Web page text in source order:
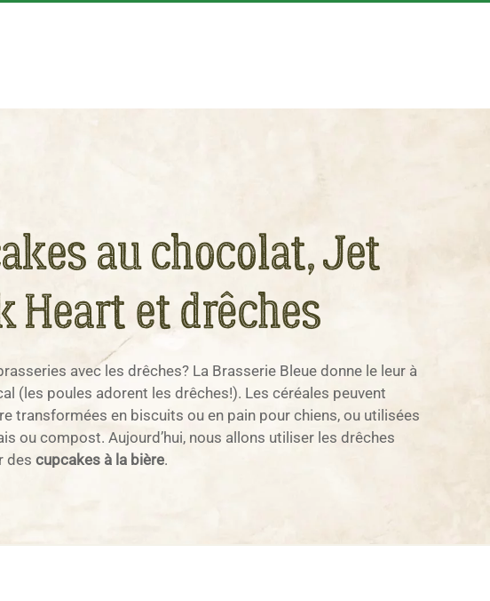
au chocolat, Jet
Heart et drêches
avec les drêches? La Brasserie Bleue donne le leur à
(les poules adorent les drêches!). Les céréales peuvent
transformées en biscuits ou en pain pour chiens, ou utilisées
ou compost. Aujourd’hui, nous allons utiliser les drêches
des cupcakes à la bière.